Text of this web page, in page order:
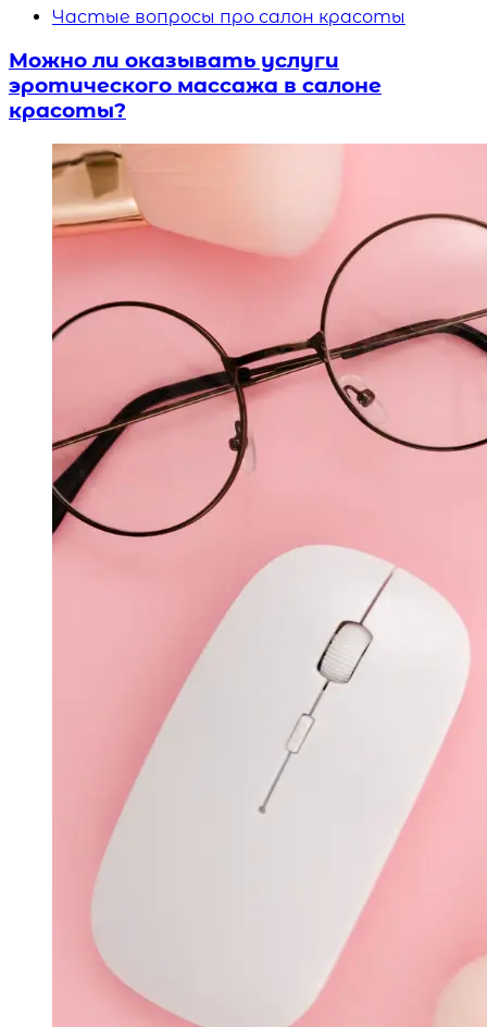
Частые вопросы про салон красоты
Можно ли оказывать услуги
эротического массажа в салоне
красоты?